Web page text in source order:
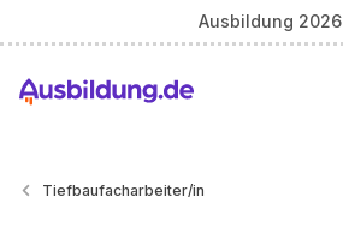
Ausbildung 2026
Tiefbaufacharbeiter/in